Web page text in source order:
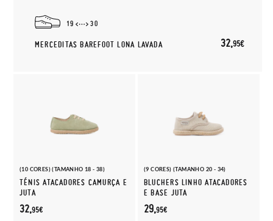
19 30
MERCEDITAS BAREFOOT LONA LAVADA 32,95€
(10 CORES) (TAMANHO 18 - 38)
TÉNIS ATACADORES CAMURÇA E
JUTA
32,95€
(9 CORES) (TAMANHO 20 - 34)
BLUCHERS LINHO ATACADORES
E BASE JUTA
29,95€